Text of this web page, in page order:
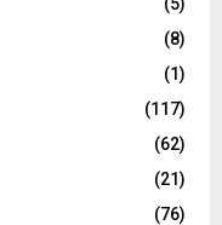
(8)
(1)
(117)
(62)
(21)
(76)